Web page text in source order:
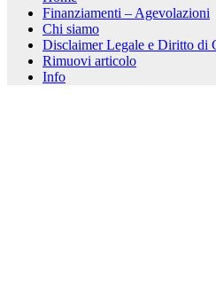
Finanziamenti – Agevolazioni
Chi siamo
Disclaimer Legale e Diritto di
Rimuovi articolo
Info